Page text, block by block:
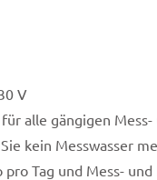
V
alle gängigen
kein Messwasser
Tag und Mess- und